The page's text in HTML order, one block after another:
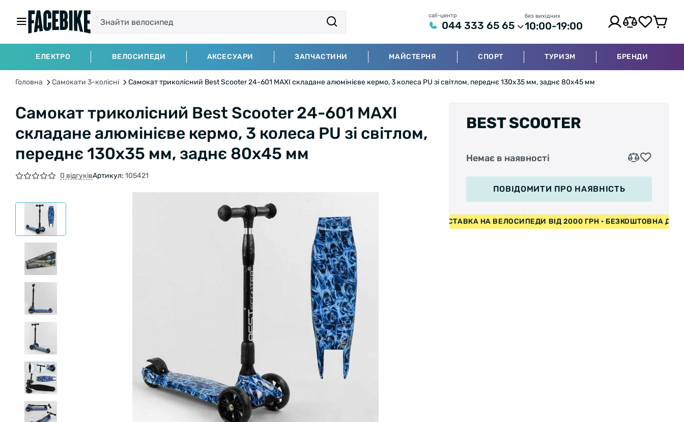
call-центр
044 333 65 65
без вихідних
10:00-19:00
ЕЛЕКТРО ВЕЛОСИПЕДИ АКСЕСУАРИ ЗАПЧАСТИНИ МАЙСТЕРНЯ СПОРТ ТУРИЗМ БРЕНДИ
Головна Самокати 3-колісні Самокат триколісний Best Scooter 24-601 MAXI складане алюмінієве кермо, 3 колеса PU зі світлом, переднє 130х35 мм, заднє 80х45 мм
Самокат триколісний Best Scooter 24-601 MAXI
складане алюмінієве кермо, 3 колеса PU зі світлом,
переднє 130х35 мм, заднє 80х45 мм
0 відгуківАртикул: 105421
BEST SCOOTER
Немає в наявності
ПОВІДОМИТИ ПРО НАЯВНІСТЬ
БЕЗКОШТОВНА ДОСТАВКА НА ВЕЛОСИПЕДИ ВІД 2000 ГРН • БЕЗКОШТОВНА